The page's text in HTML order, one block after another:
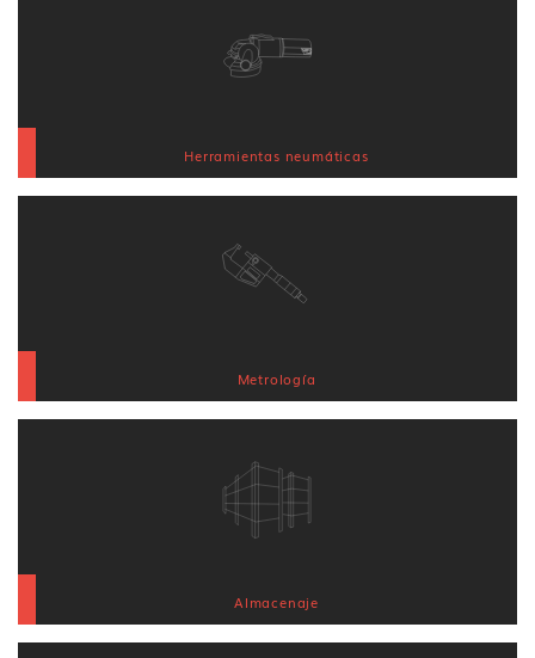
Herramientas neumáticas
Metrología
Almacenaje